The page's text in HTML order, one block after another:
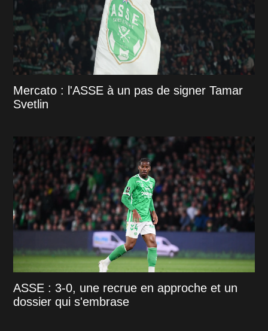
Mercato : l'ASSE à un pas de signer Tamar
Svetlin
ASSE : 3-0, une recrue en approche et un
dossier qui s'embrase